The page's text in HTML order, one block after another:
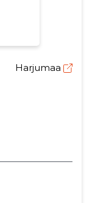
Harjumaa